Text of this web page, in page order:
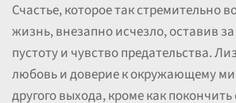
Счастье, которое так стремительно
жизнь, внезапно исчезло, оставив
пустоту и чувство предательства.
любовь и доверие к окружающему
другого выхода, кроме как покончить